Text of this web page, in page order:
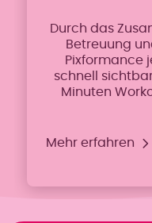
Durch das
Betreuung
Pixformance
schnell
Minuten
Mehr erfahren